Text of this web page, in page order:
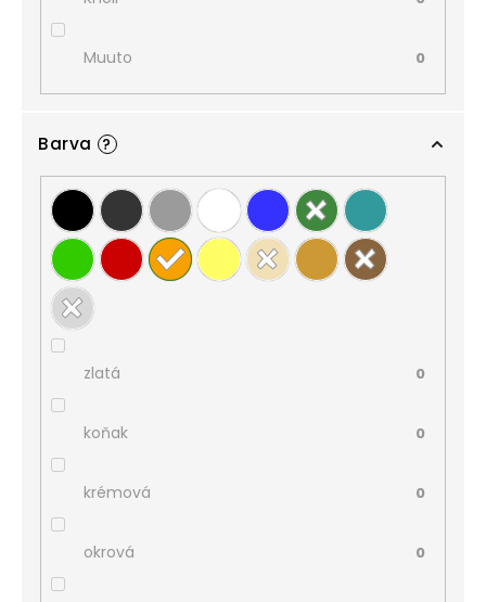
Muuto 0
Barva ?
zlatá 0
koňak 0
krémová 0
okrová 0